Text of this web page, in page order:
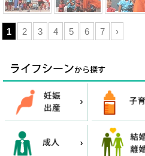
1 2 3 4 5 6 7 ›